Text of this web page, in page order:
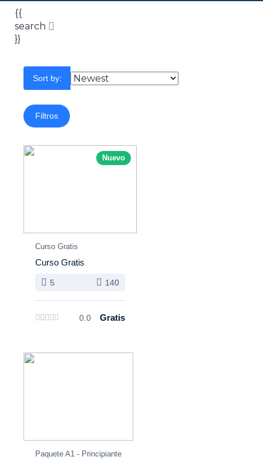
{{
search
}}
Sort by:
Filtros
Nuevo
Curso Gratis
Curso Gratis
5 140
0.0 Gratis
Paquete A1 - Principiante